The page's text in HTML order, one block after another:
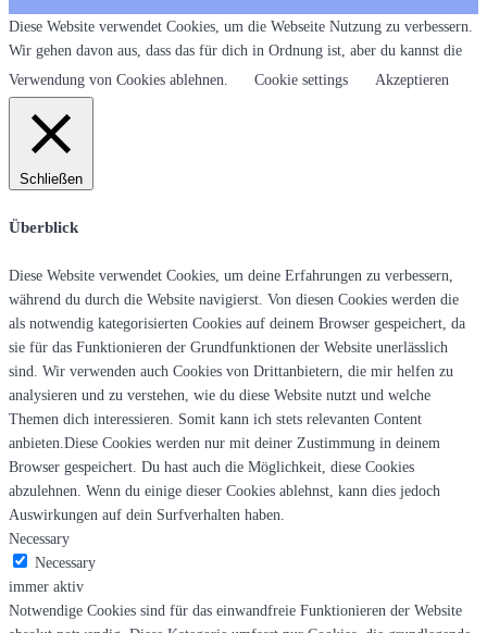
Diese Website verwendet Cookies, um die Webseite Nutzung zu verbessern.
Wir gehen davon aus, dass das für dich in Ordnung ist, aber du kannst die
Verwendung von Cookies ablehnen.
Cookie settings Akzeptieren
Schließen
Überblick
Diese Website verwendet Cookies, um deine Erfahrungen zu verbessern,
während du durch die Website navigierst. Von diesen Cookies werden die
als notwendig kategorisierten Cookies auf deinem Browser gespeichert, da
sie für das Funktionieren der Grundfunktionen der Website unerlässlich
sind. Wir verwenden auch Cookies von Drittanbietern, die mir helfen zu
analysieren und zu verstehen, wie du diese Website nutzt und welche
Themen dich interessieren. Somit kann ich stets relevanten Content
anbieten.Diese Cookies werden nur mit deiner Zustimmung in deinem
Browser gespeichert. Du hast auch die Möglichkeit, diese Cookies
abzulehnen. Wenn du einige dieser Cookies ablehnst, kann dies jedoch
Auswirkungen auf dein Surfverhalten haben.
Necessary
Necessary
immer aktiv
Notwendige Cookies sind für das einwandfreie Funktionieren der Website